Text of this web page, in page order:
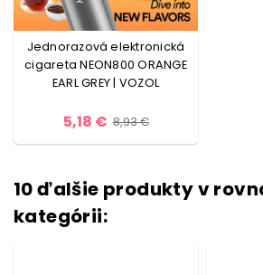
Jednorazová elektronická
cigareta NEON800 ORANGE
EARL GREY | VOZOL
5,18 € 8,93 €
10 ďalšie produkty v
kategórii: